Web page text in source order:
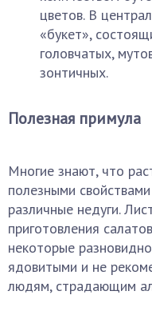
цветов. В
«букет»,
головчатых,
зонтичных.
Полезная примула
Многие знают, что
полезными
различные недуги.
приготовления
некоторые
ядовитыми и не
людям, страдающим